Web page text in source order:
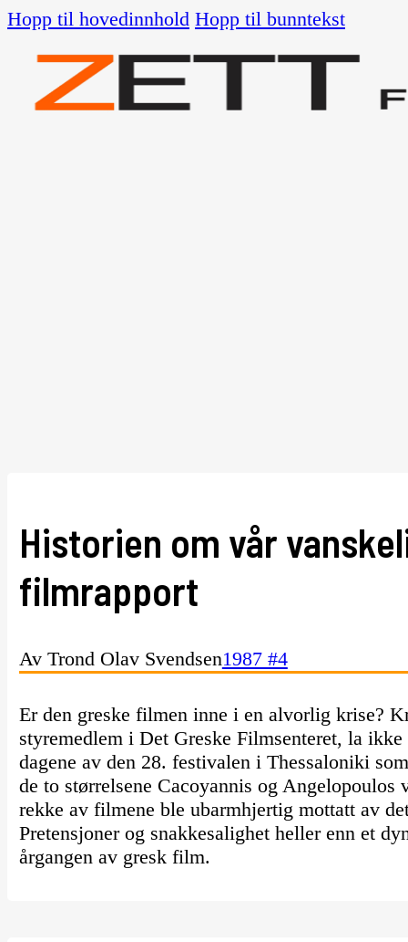
Hopp til hovedinnhold Hopp til bunntekst
Historien om vår
filmrapport
Av Trond Olav Svendsen1987 #4
Er den greske filmen inne i en alvorlig krise?
styremedlem i Det Greske Filmsenteret, la
dagene av den 28. festivalen i Thessaloniki
de to størrelsene Cacoyannis og Angelopoulos
rekke av filmene ble ubarmhjertig mottatt av
Pretensjoner og snakkesalighet heller enn et
årgangen av gresk film.